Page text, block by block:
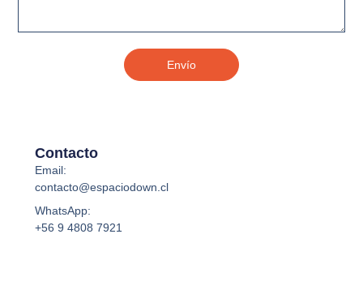
Envío
Contacto
Email:
contacto@espaciodown.cl
WhatsApp:
+56 9 4808 7921